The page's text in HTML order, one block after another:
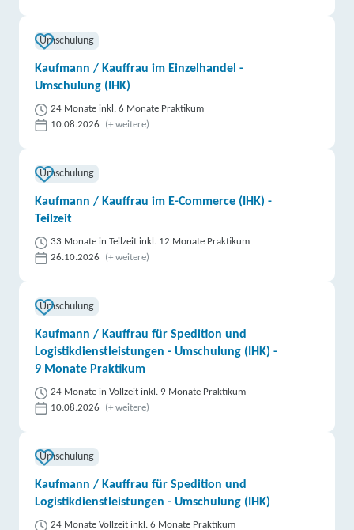
Umschulung
Kaufmann / Kauffrau im Einzelhandel -
Umschulung (IHK)
24 Monate inkl. 6 Monate Praktikum
10.08.2026
(+ weitere)
Umschulung
Kaufmann / Kauffrau im E-Commerce (IHK) -
Teilzeit
33 Monate in Teilzeit inkl. 12 Monate Praktikum
26.10.2026
(+ weitere)
Umschulung
Kaufmann / Kauffrau für Spedition und
Logistikdienstleistungen - Umschulung (IHK) -
9 Monate Praktikum
24 Monate in Vollzeit inkl. 9 Monate Praktikum
10.08.2026
(+ weitere)
Umschulung
Kaufmann / Kauffrau für Spedition und
Logistikdienstleistungen - Umschulung (IHK)
24 Monate Vollzeit inkl. 6 Monate Praktikum